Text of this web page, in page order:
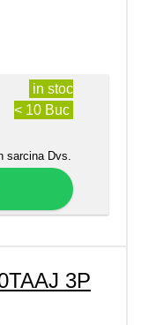
in stoc
< 10 Buc
sarcina Dvs.
3P